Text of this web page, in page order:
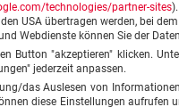
technologies/partner-sites
USA übertragen werden, bei
Webdienste können Sie der
Button "akzeptieren" klicken.
jederzeit anpassen.
das Auslesen von
diese Einstellungen